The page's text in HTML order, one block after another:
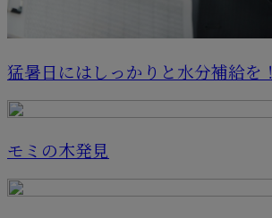
猛暑日にはしっかりと水分補給を！
モミの木発見